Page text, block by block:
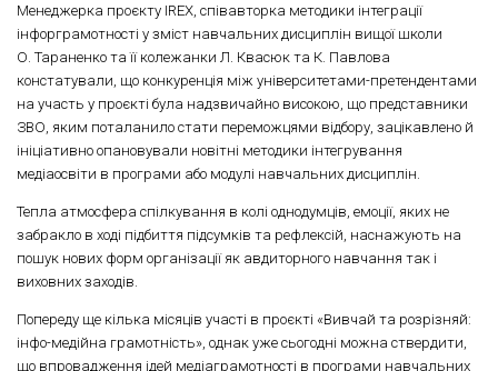
Менеджерка проєкту IREX, співавторка методики інтеграції
інфорграмотності у зміст навчальних дисциплін вищої школи
О. Тараненко та її колежанки Л. Квасюк та К. Павлова
констатували, що конкуренція між університетами-претендентами
на участь у проєкті була надзвичайно високою, що представники
ЗВО, яким поталанило стати переможцями відбору, зацікавлено й
ініціативно опановували новітні методики інтегрування
медіаосвіти в програми або модулі навчальних дисциплін.
Тепла атмосфера спілкування в колі однодумців, емоції, яких не
забракло в ході підбиття підсумків та рефлексій, наснажують на
пошук нових форм організації як авдиторного навчання так і
виховних заходів.
Попереду ще кілька місяців участі в проєкті «Вивчай та розрізняй:
інфо-медійна грамотність», однак уже сьогодні можна ствердити,
що впровадження ідей медіаграмотності в програми навчальних